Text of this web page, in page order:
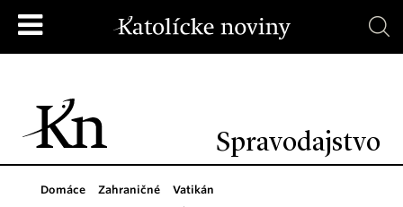
Spravodajstvo
Domáce Zahraničné Vatikán